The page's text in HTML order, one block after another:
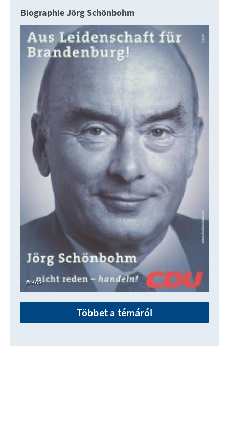
Biographie Jörg Schönbohm
KAS
Többet a témáról